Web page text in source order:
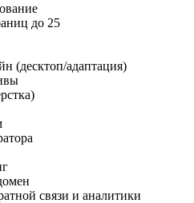
до 25
(десктоп/адаптация)
связи и аналитики